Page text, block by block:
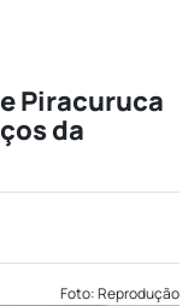
Piracuruca
da
Foto: Reprodução